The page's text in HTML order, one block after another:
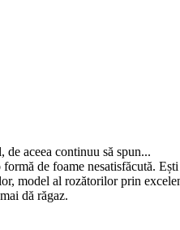
aceea continuu să spun...
de foame nesatisfăcută.
model al rozătorilor prin
dă răgaz.